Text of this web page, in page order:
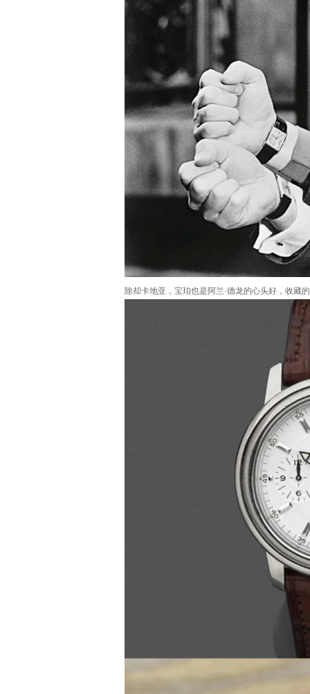
除却卡地亚，宝珀也是阿兰·德龙的心头好，收藏